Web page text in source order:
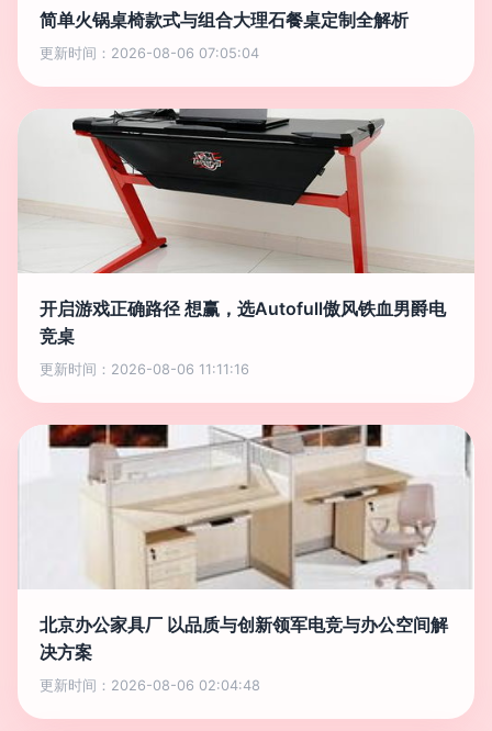
简单火锅桌椅款式与组合大理石餐桌定制全解析
更新时间：2026-08-06 07:05:04
开启游戏正确路径 想赢，选Autofull傲风铁血男爵电
竞桌
更新时间：2026-08-06 11:11:16
北京办公家具厂 以品质与创新领军电竞与办公空间解
决方案
更新时间：2026-08-06 02:04:48